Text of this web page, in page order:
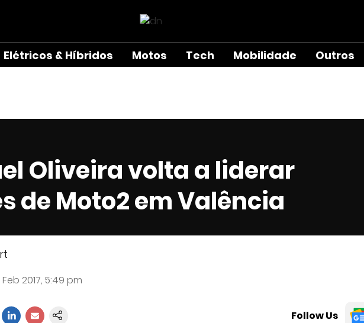
Elétricos & Híbridos Motos Tech Mobilidade Outros
Oliveira volta a liderar
de Moto2 em Valência
2017, 5:49 pm
Follow Us